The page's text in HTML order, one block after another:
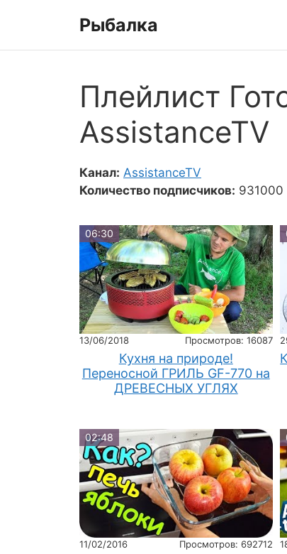
Рыбалка
Плейлист
AssistanceTV
Канал: AssistanceTV
Количество подписчиков: 931000
06:30
13/06/2018 Просмотров: 16087
Кухня на природе!
Переносной ГРИЛЬ GF-770 на
ДРЕВЕСНЫХ УГЛЯХ
02:48
11/02/2016 Просмотров: 692712